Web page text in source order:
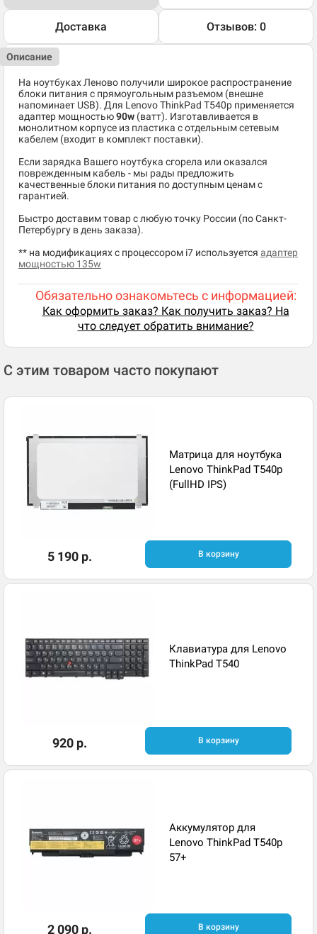
Доставка Отзывов: 0
Описание
На ноутбуках Леново получили широкое распространение
блоки питания с прямоугольным разъемом (внешне
напоминает USB). Для Lenovo ThinkPad T540p применяется
адаптер мощностью90w (ватт). Изготавливается в
монолитном корпусе из пластика с отдельным сетевым
кабелем (входит в комплект поставки).
Если зарядка Вашего ноутбука сгорела или оказался
поврежденным кабель - мы рады предложить
качественные блоки питания по доступным ценам с
гарантией.
Быстро доставим товар с любую точку России (по Санкт-
Петербургу в день заказа).
** на модификациях с процессором i7 используется адаптер
мощностью 135w
Обязательно ознакомьтесь с информацией:
Как оформить заказ? Как получить заказ? На
что следует обратить внимание?
С этим товаром часто покупают
Матрица для ноутбука
Lenovo ThinkPad T540p
(FullHD IPS)
5 190 р. В корзину
Клавиатура для Lenovo
ThinkPad T540
920 р. В корзину
Аккумулятор для
Lenovo ThinkPad T540p
57+
2 090 р. В корзину